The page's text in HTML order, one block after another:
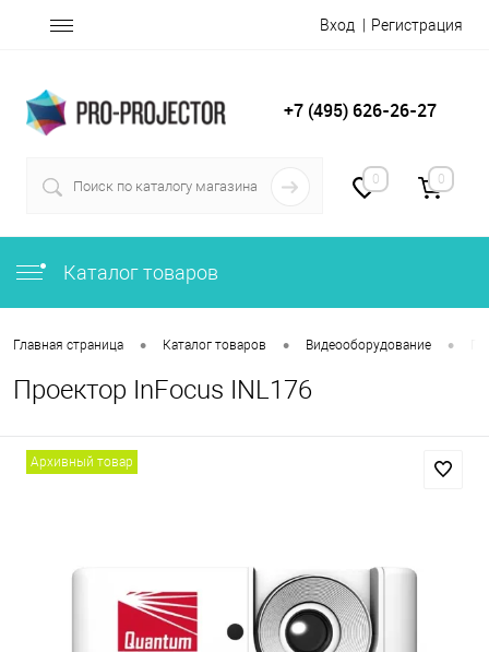
Вход Регистрация
+7 (495) 626-26-27
0 0
Каталог товаров
Главная страница • Каталог товаров • Видеооборудование •
Проектор InFocus INL176
Архивный товар